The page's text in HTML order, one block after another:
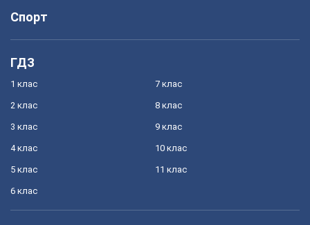
Спорт
ГДЗ
1 клас
2 клас
3 клас
4 клас
5 клас
6 клас
7 клас
8 клас
9 клас
10 клас
11 клас